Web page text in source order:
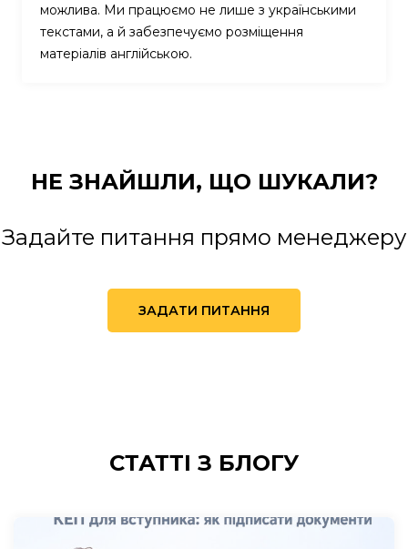
можлива. Ми працюємо не лише з українськими
текстами, а й забезпечуємо розміщення
матеріалів англійською.
НЕ ЗНАЙШЛИ, ЩО ШУКАЛИ?
Задайте питання прямо менеджеру
ЗАДАТИ ПИТАННЯ
СТАТТІ З БЛОГУ